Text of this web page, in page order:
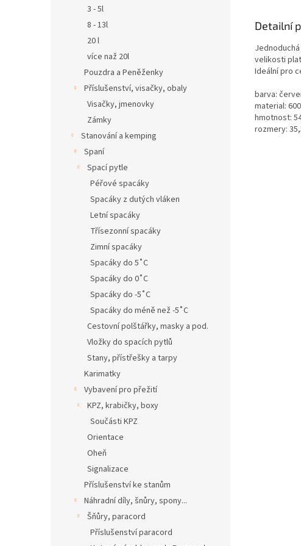
3 - 5l
8 - 13l
20 l
více naž 20l
Pouzdra a Peněženky
Příslušenství, visačky, obaly
Visačky, jmenovky
Zámky
Stanování a kemping
Spaní
Spací pytle
Péřové spacáky
Spacáky z dutých vláken
Letní spacáky
Třísezonní spacáky
Zimní spacáky
Spacáky do 5˚C
Spacáky do 0˚C
Spacáky do -5˚C
Spacáky do méně než -5˚C
Cestovní polštářky, masky a pod.
Vložky do spacích pytlů
Stany, přístřešky a tarpy
Karimatky
Vybavení pro přežití
KPZ, krabičky, boxy
Součásti KPZ
Orientace
Oheň
Signalizace
Příslušenství ke stanům
Náhradní díly, šnůry, spony...
Šňůry, paracord
Příslušenství paracord
Detailní
velikosti
Ideální pro
barva:
material:
hmotnost:
rozmery: